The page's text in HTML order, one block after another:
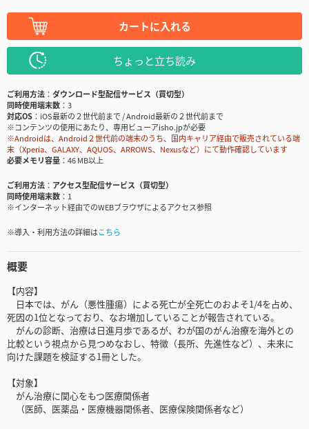
カートに入れる
ちょっと立ち読み
ご利用方法
ダウンロード型配信サービス（買切型）
同時使用端末数
3
対応OS
iOS最新の２世代前まで / Android最新の２世代前まで
※コンテンツの使用にあたり、専用ビューアisho.jpが必要
※Androidは、Android２世代前の端末のうち、国内キャリア経由で販売されている端
末（Xperia、GALAXY、AQUOS、ARROWS、Nexusなど）にて動作確認しています
必要メモリ容量
46 MB以上
ご利用方法
アクセス型配信サービス（買切型）
同時使用端末数
1
※インターネット経由でのWEBブラウザによるアクセス参照
※導入・利用方法の詳細はこちら
概要
【内容】
日本では、がん（悪性腫瘍）による死亡が全死亡のおよそ1/4を占め、
死因の1位となっており、なお増加していることが報告されている。
がんの診断、治療は日進月歩であるが、わが国のがん治療を海外との
比較という視点から見つめなおし、特徴（長所、先進性など）、未来に
向けた課題を検証する1冊とした。
【対象】
がん治療に関心をもつ医療関係者
（医師、医薬品・医療機器関係者、医療保険関係者など）